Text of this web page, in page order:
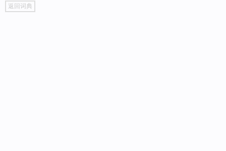
top
返回词典